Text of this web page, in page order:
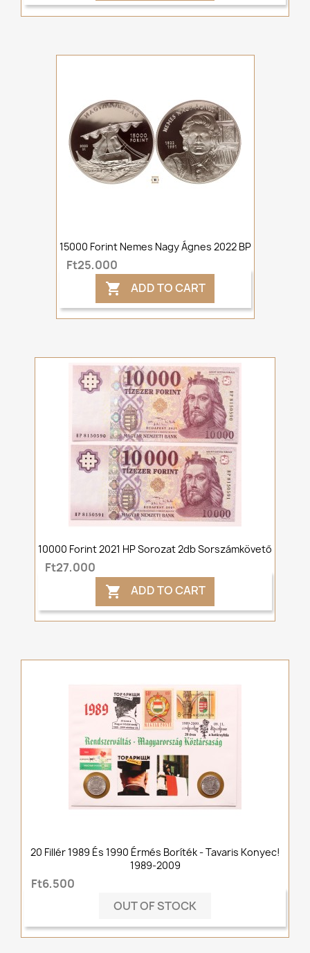
15000 Forint Nemes Nagy Ágnes 2022 BP
Ft25,000
 ADD TO CART
10000 Forint 2021 HP Sorozat 2db Sorszámkövető
Ft27,000
 ADD TO CART
20 Fillér 1989 És 1990 Érmés Boríték - Tavaris Konyec!
1989-2009
Ft6,500
OUT OF STOCK